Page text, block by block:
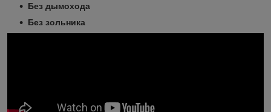
Без дымохода
Без зольника